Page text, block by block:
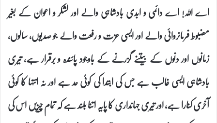
اے اللہ! اے دائمی و ابدی بادشاہی والے اور لشکر و اعوان کے بغیر
مضبوط فرمانروائی والے اور ایسی عزت و رفعت والے جو صدیوں، سالوں،
زمانوں اور دنوں کے بیتنے گزرنے کے باوجود پائندہ و برقرار ہے، تیری
بادشاہی ایسی غالب ہے جس کی ابتدا کی کوئی حد ہے اور نہ انتہا کا کوئی
آخری کنارا ہے، اور تیری جہانداری کا پایہ اتنا بلند ہے کہ تمام چیزیں اس کی